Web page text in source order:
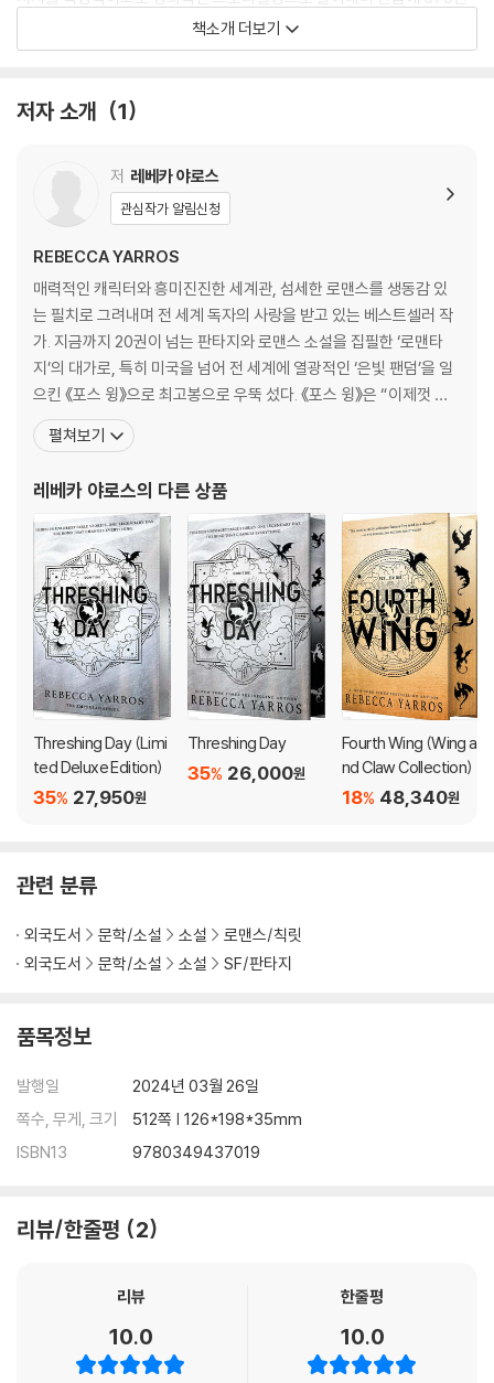
해외 독자들의 마음을 사로잡았다.
에서도 열광적인 반응으로 흥행 가도를 달리고 있는 이 소설은 세계 최대
트를 넘어 SNS에도 도배될 만큼 연일 팬아트가 양산되는 등 판타지 소설
계에 ‘새 왕좌’로 등극했다고 해도 과언이 아니다. 이와 같은 폭발적인 현상
팬덤 등장”이라는 평을 내놓아 기대감을 한층 높였다.
판타지와 마법, 음모와 액션, 로맨스와 서스펜스, 그리고 위대한 드래곤까
지, 독특한 세계관과 매력적인 키워드가 집약된 이 소설은 “모든 면에서 과
대평가 받을 자격이 있다”는 대다수 독자의 말처럼 재미 이상의 황홀한 만
족감과 여운을 선사한다. 바이올렛을 중심으로 펼쳐지는 우정과 사랑, 그
리고 용기와 신의에 관한 환상적인 스토리텔링에 지금 바로 빠져보자.
Welcome to the brutal and elite world of Basgiath War Co
Twenty-year-old Violet Sorrengail was supposed to enter th
e Scribe Quadrant, living a quiet life among books and history.
Now, the commanding general - also known as her tough-as-
talons mother - has ordered Violet to join the hundreds of can
didates striving to become the elite of Navarre: dragon riders.
But when you're smaller than everyone else and your body is b
rittle, death is only a heartbeat away . . . because dragons do
n't bond to 'fragile' humans. They incinerate them.
With fewer dragons willing to bond than cadets, most would k
son, the most powerful and ruthless wingleader in the Riders
Quadrant.
She'll need every edge her wits can give her just to see the ne
xt sunrise.
Yet, with every day that passes, the war outside grows more
ath toll continues to rise. Even worse, Violet begins to suspec
t leadership is hiding a terrible secret.
Everyone at Basgiath has an agenda, and every night could be
r, there are only two ways out:
책소개 더보기
저자 소개 1
저 레베카 야로스
관심작가 알림신청
REBECCA YARROS
매력적인 캐릭터와 흥미진진한 세계관, 섬세한 로맨스를 생동감 있
는 필치로 그려내며 전 세계 독자의 사랑을 받고 있는 베스트셀러 작
가. 지금까지 20권이 넘는 판타지와 로맨스 소설을 집필한 ‘로맨타
지’의 대가로, 특히 미국을 넘어 전 세계에 열광적인 ‘은빛 팬덤’을 일
으킨 《포스 윙》으로 최고봉으로 우뚝 섰다. 《포스 윙》은 “이제껏 본
적 없는 새로운 판타지”라는 극찬을 받으며 출간 즉시 미국, 영국, 독
일, 호주에서 1위를 차지했다. 〈뉴욕타임스〉 55주 연속 1위, 아마존 5
더블·애플·구글플레이·틱톡
펼쳐보기
레베카 야로스의 다른 상품
Threshing Day (Limi
ted Deluxe Edition)
27,950원
35%
Threshing Day
26,000원
35%
Fourth Wing (Wing a
nd Claw Collection)
48,340원
18%
관련 분류
외국도서 문학/소설 소설
로맨스/칙릿
외국도서
문학/소설 소설 SF/판타지
품목정보
발행일
2024년 03월 26일
쪽수, 무게, 크기
512쪽 | 126*198*35mm
ISBN13
9780349437019
리뷰/한줄평 2
리뷰
10.0
한줄평
10.0